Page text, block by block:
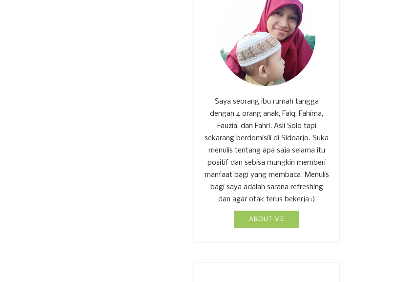
Saya seorang ibu rumah tangga
dengan 4 orang anak, Faiq, Fahima,
Fauzia, dan Fahri. Asli Solo tapi
sekarang berdomisili di Sidoarjo. Suka
menulis tentang apa saja selama itu
positif dan sebisa mungkin memberi
manfaat bagi yang membaca. Menulis
bagi saya adalah sarana refreshing
dan agar otak terus bekerja :)
ABOUT ME